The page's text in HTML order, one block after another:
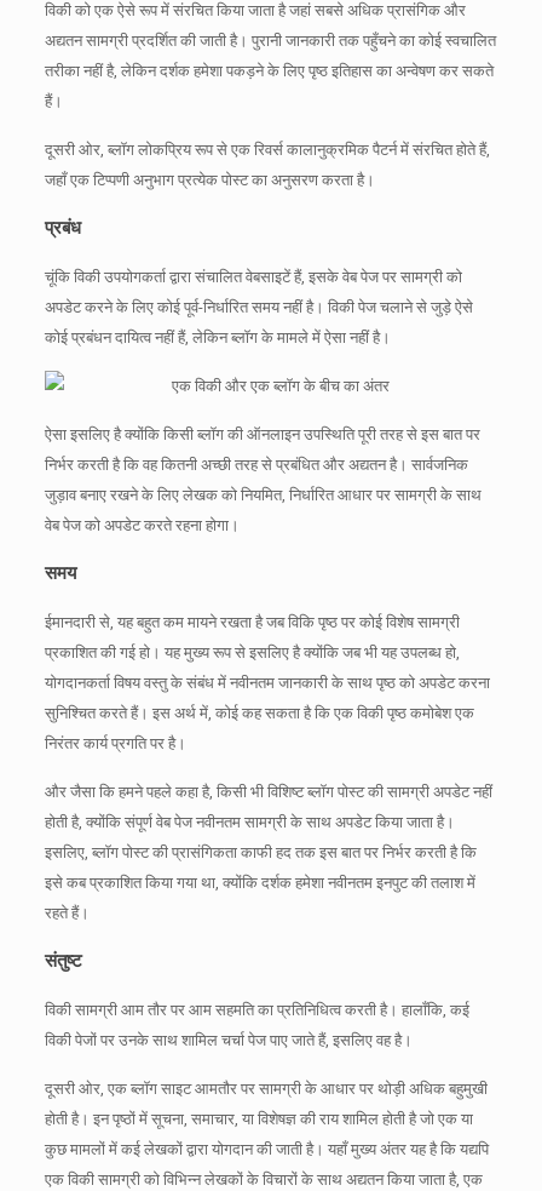
विकी को एक ऐसे रूप में संरचित किया जाता है जहां सबसे अधिक प्रासंगिक और
अद्यतन सामग्री प्रदर्शित की जाती है। पुरानी जानकारी तक पहुँचने का कोई स्वचालित
तरीका नहीं है, लेकिन दर्शक हमेशा पकड़ने के लिए पृष्ठ इतिहास का अन्वेषण कर सकते
हैं।
दूसरी ओर, ब्लॉग लोकप्रिय रूप से एक रिवर्स कालानुक्रमिक पैटर्न में संरचित होते हैं,
जहाँ एक टिप्पणी अनुभाग प्रत्येक पोस्ट का अनुसरण करता है।
प्रबंध
चूंकि विकी उपयोगकर्ता द्वारा संचालित वेबसाइटें हैं, इसके वेब पेज पर सामग्री को
अपडेट करने के लिए कोई पूर्व-निर्धारित समय नहीं है। विकी पेज चलाने से जुड़े ऐसे
कोई प्रबंधन दायित्व नहीं हैं, लेकिन ब्लॉग के मामले में ऐसा नहीं है।
ऐसा इसलिए है क्योंकि किसी ब्लॉग की ऑनलाइन उपस्थिति पूरी तरह से इस बात पर
निर्भर करती है कि वह कितनी अच्छी तरह से प्रबंधित और अद्यतन है। सार्वजनिक
जुड़ाव बनाए रखने के लिए लेखक को नियमित, निर्धारित आधार पर सामग्री के साथ
वेब पेज को अपडेट करते रहना होगा।
समय
ईमानदारी से, यह बहुत कम मायने रखता है जब विकि पृष्ठ पर कोई विशेष सामग्री
प्रकाशित की गई हो। यह मुख्य रूप से इसलिए है क्योंकि जब भी यह उपलब्ध हो,
योगदानकर्ता विषय वस्तु के संबंध में नवीनतम जानकारी के साथ पृष्ठ को अपडेट करना
सुनिश्चित करते हैं। इस अर्थ में, कोई कह सकता है कि एक विकी पृष्ठ कमोबेश एक
निरंतर कार्य प्रगति पर है।
और जैसा कि हमने पहले कहा है, किसी भी विशिष्ट ब्लॉग पोस्ट की सामग्री अपडेट नहीं
होती है, क्योंकि संपूर्ण वेब पेज नवीनतम सामग्री के साथ अपडेट किया जाता है।
इसलिए, ब्लॉग पोस्ट की प्रासंगिकता काफी हद तक इस बात पर निर्भर करती है कि
इसे कब प्रकाशित किया गया था, क्योंकि दर्शक हमेशा नवीनतम इनपुट की तलाश में
रहते हैं।
संतुष्ट
विकी सामग्री आम तौर पर आम सहमति का प्रतिनिधित्व करती है। हालाँकि, कई
विकी पेजों पर उनके साथ शामिल चर्चा पेज पाए जाते हैं, इसलिए वह है।
दूसरी ओर, एक ब्लॉग साइट आमतौर पर सामग्री के आधार पर थोड़ी अधिक बहुमुखी
होती है। इन पृष्ठों में सूचना, समाचार, या विशेषज्ञ की राय शामिल होती है जो एक या
कुछ मामलों में कई लेखकों द्वारा योगदान की जाती है। यहाँ मुख्य अंतर यह है कि यद्यपि
एक विकी सामग्री को विभिन्न लेखकों के विचारों के साथ अद्यतन किया जाता है, एक